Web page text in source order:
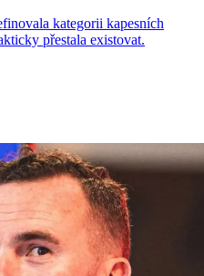
kategorii kapesních
přestala existovat.